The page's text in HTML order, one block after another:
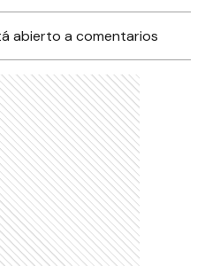
abierto a comentarios